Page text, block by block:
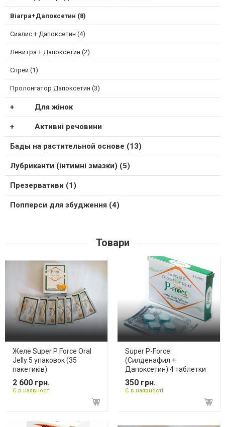
Віагра+Дапоксетин (8)
Сиалис + Дапоксетин (4)
Левитра + Дапоксетин (2)
Спрей (1)
Пролонгатор Дапоксетин (3)
Для жінок
Активні речовини
Бады на растительной основе (13)
Лубриканти (інтимні змазки) (5)
Презервативи (1)
Попперси для збудження (4)
Товари
Желе Super P Force Oral
Jelly 5 упаковок (35
пакетиків)
2 600 грн.
Є в наявності
Super P-Force
(Силденафил +
Дапоксетин) 4 таблетки
350 грн.
Є в наявності